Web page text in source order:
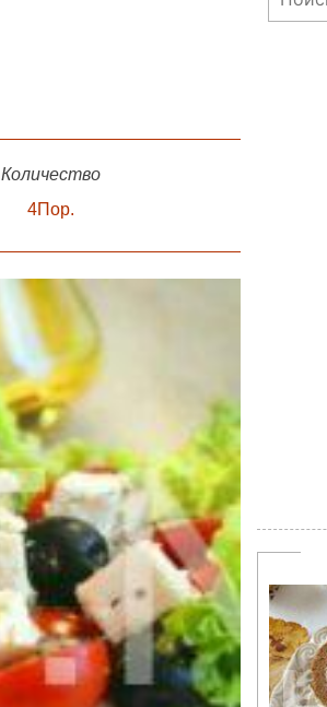
Количество
4Пор.